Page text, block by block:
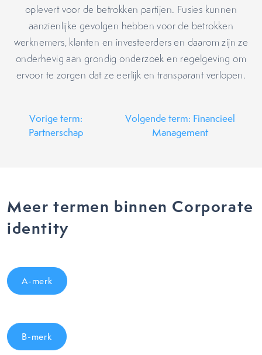
oplevert voor de betrokken partijen. Fusies kunnen
aanzienlijke gevolgen hebben voor de betrokken
werknemers, klanten en investeerders en daarom zijn ze
onderhevig aan grondig onderzoek en regelgeving om
ervoor te zorgen dat ze eerlijk en transparant verlopen.
Vorige term:
Partnerschap
Volgende term: Financieel
Management
Meer termen binnen Corporate
identity
A-merk
B-merk